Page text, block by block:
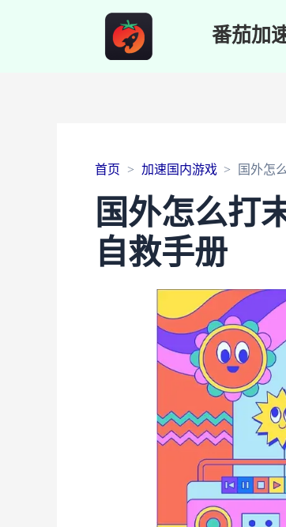
番茄加
首页 加速国内游戏 国外怎
国外怎么打
自救手册